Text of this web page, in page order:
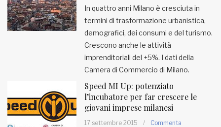
www.viveremilano.info
Fondato e diretto da Enzo De
Bernardis
EDB edizioni - Via Brivio angolo C.
Imbonati, 89 20159 Milano (Italia)
Informativa sulla privacy
In quattro anni Milano è cresciuta in
termini di trasformazione urbanistica,
demografici, dei consumi e del turismo.
Crescono anche le attività
imprenditoriali del +5%. I dati della
Camera di Commercio di Milano.
Speed MI Up: potenziato
l’incubatore per far crescere le
giovani imprese milanesi
17 settembre 2015 / Commenta